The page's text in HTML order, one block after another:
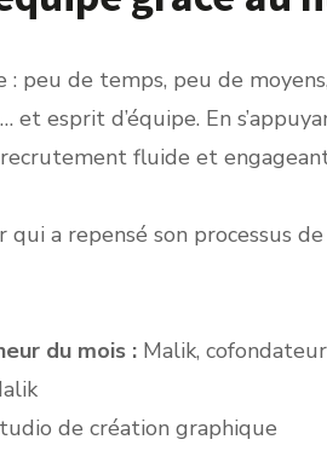
peu de temps, peu de
esprit d’équipe. En
fluide et
a repensé son processus
du mois : Malik,
de création graphique